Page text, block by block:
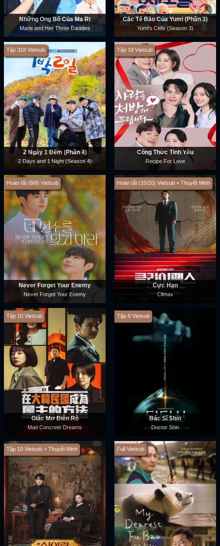
Những Ông Bố Của Ma Ri
Marie and Her Three Daddies
Các Tế Bào Của Yumi (Phần 3)
Yumi's Cells (Season 3)
Tập 318 Vietsub
2 Ngày 1 Đêm (Phần 4)
2 Days and 1 Night (Season 4)
Tập 18 Vietsub
Công Thức Tình Yêu
Recipe For Love
Hoàn tất (8/8) Vietsub
Never Forget Your Enemy
Never Forget Your Enemy
Hoàn tất (10/10) Vietsub + Thuyết Minh
Cực Hạn
Climax
Tập 10 Vietsub
Giấc Mơ Điên Rồ
Mad Concrete Dreams
Tập 6 Vietsub
Bác Sĩ Shin
Doctor Shin
Tập 10 Vietsub + Thuyết Minh Full Vietsub